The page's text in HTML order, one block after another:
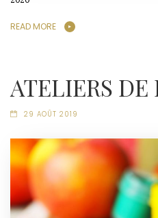
READ MORE
ATELIERS DE
29 AOÛT 2019